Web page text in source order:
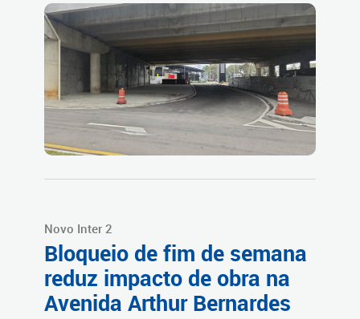
Novo Inter 2
Bloqueio de fim de semana
reduz impacto de obra na
Avenida Arthur Bernardes